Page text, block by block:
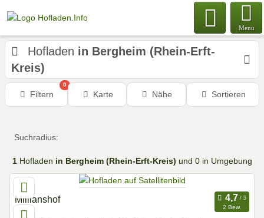
Menu
Hofladen in Bergheim (Rhein-Erft-
Kreis)
Filtern
0
Karte Nähe Sortieren
Suchradius:
1Hofladen in Bergheim (Rhein-Erft-Kreis) und 0 in Umgebung
Millianshof
2 Bew.